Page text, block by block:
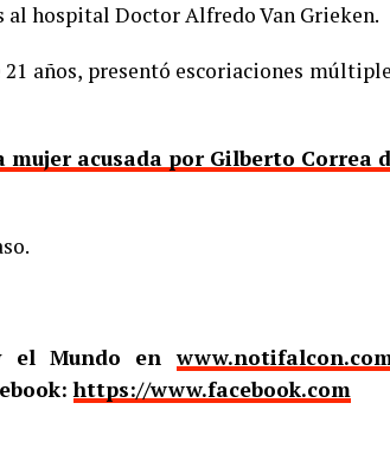
al hospital Doctor Alfredo Van Grieken.
años, presentó escoriaciones
acusada por Gilberto Correa
el Mundo en
https://www.facebook.com